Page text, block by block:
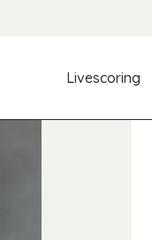
Livescoring